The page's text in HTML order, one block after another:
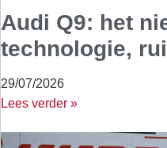
Audi Q9: het
technologie,
29/07/2026
Lees verder »